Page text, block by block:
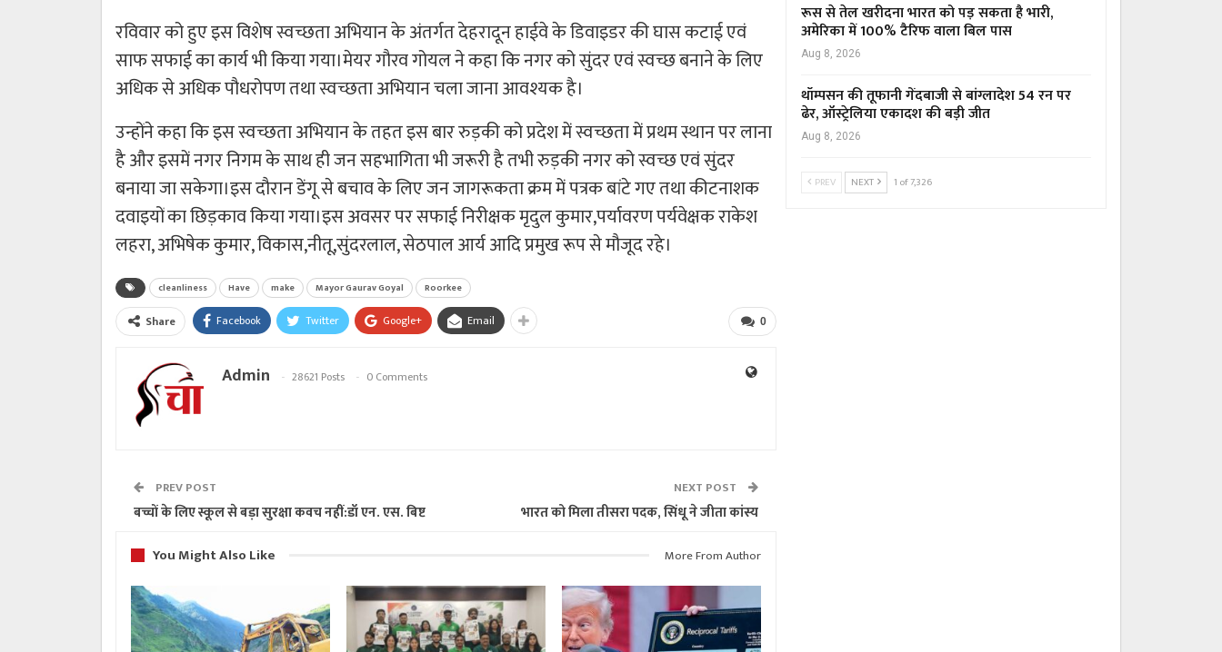
रविवार को हुए इस विशेष स्वच्छता अभियान के अंतर्गत देहरादून हाईवे के डिवाइडर की घास कटाई एवं
साफ सफाई का कार्य भी किया गया।मेयर गौरव गोयल ने कहा कि नगर को सुंदर एवं स्वच्छ बनाने के लिए
अधिक से अधिक पौधरोपण तथा स्वच्छता अभियान चला जाना आवश्यक है।
उन्होंने कहा कि इस स्वच्छता अभियान के तहत इस बार रुड़की को प्रदेश में स्वच्छता में प्रथम स्थान पर लाना
है और इसमें नगर निगम के साथ ही जन सहभागिता भी जरूरी है तभी रुड़की नगर को स्वच्छ एवं सुंदर
बनाया जा सकेगा।इस दौरान डेंगू से बचाव के लिए जन जागरूकता क्रम में पत्रक बांटे गए तथा कीटनाशक
दवाइयों का छिड़काव किया गया।इस अवसर पर सफाई निरीक्षक मृदुल कुमार,पर्यावरण पर्यवेक्षक राकेश
लहरा, अभिषेक कुमार, विकास,नीतू,सुंदरलाल, सेठपाल आर्य आदि प्रमुख रूप से मौजूद रहे।
cleanliness Have make Mayor Gaurav Goyal Roorkee
0
Share Facebook Twitter Google+ Email
Admin 28621 Posts 0 Comments
PREV POST
बच्चों के लिए स्कूल से बड़ा सुरक्षा कवच नहीं:डॉ एन. एस. बिष्ट
NEXT POST
भारत को मिला तीसरा पदक, सिंधू ने जीता कांस्य
You Might Also Like
More From Author
रूस से तेल खरीदना भारत को पड़ सकता है भारी,
अमेरिका में 100% टैरिफ वाला बिल पास
Aug 8, 2026
थॉम्पसन की तूफानी गेंदबाजी से बांग्लादेश 54 रन पर
ढेर, ऑस्ट्रेलिया एकादश की बड़ी जीत
Aug 8, 2026
PREV NEXT 1 of 7,326